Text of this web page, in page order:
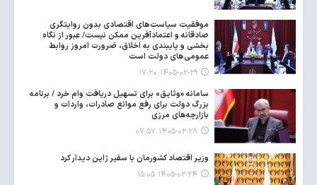
موفقیت سیاست‌های اقتصادی بدون روایتگری
صادقانه و اعتمادآفرین ممکن نیست/ عبور از نگاه
بخشی و پایبندی به اخلاق، ضرورت امروز روابط
عمومی‌های دولت است
۱۴۰۵-۰۲-۲۹ ۱۷:۲۰
سامانه «وثایق» برای تسهیل دریافت وام خرد / برنامه
بزرگ دولت برای رفع موانع صادرات، واردات و
بازارچه‌های مرزی
۱۴۰۵-۰۲-۲۸ ۰۷:۵۷
وزیر اقتصاد کشورمان با سفیر ژاپن دیدار کرد
۱۴۰۵-۰۲-۲۴ ۱۵:۰۵